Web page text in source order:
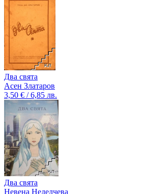
Два свята
Асен Златаров
3,50 € / 6,85 лв.
Два свята
Невена Неделчева